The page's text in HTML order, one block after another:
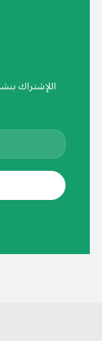
اللإشتراك